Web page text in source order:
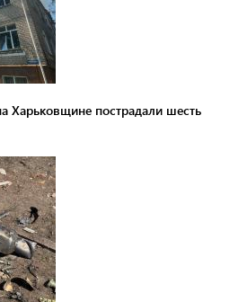
Харьковщине пострадали шесть